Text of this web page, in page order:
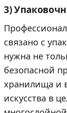
3)
связано с
нужна не
безопасной
хранилища и
искусства в